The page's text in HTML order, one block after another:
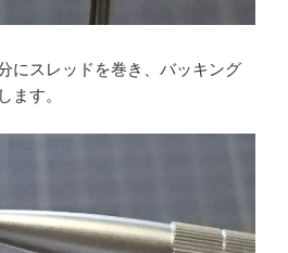
にスレッドを巻き、バッキング
ます。